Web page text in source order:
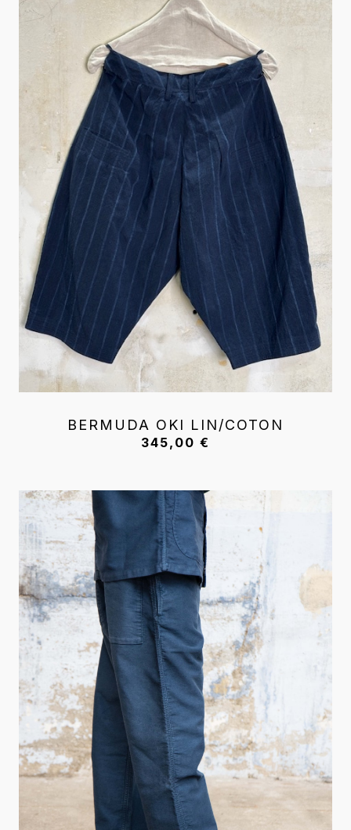
BERMUDA OKI LIN/COTON
345,00 €